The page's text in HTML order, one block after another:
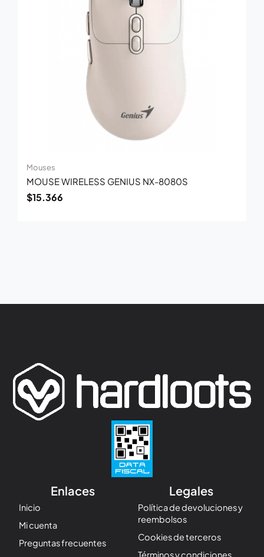
Mouses
MOUSE WIRELESS GENIUS NX-8080S
$15.366
Enlaces
Inicio
Mi cuenta
Preguntas frecuentes
Legales
Política de devoluciones y
reembolsos
Cookies de terceros
Términos y condiciones